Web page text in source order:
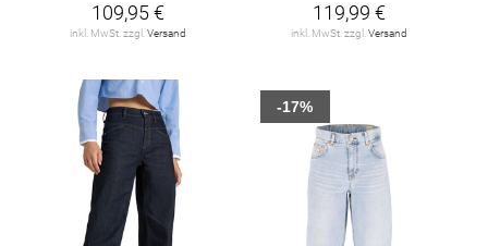
109,95 €
inkl. MwSt. zzgl.Versand
119,99 €
inkl. MwSt. zzgl.Versand
-17%